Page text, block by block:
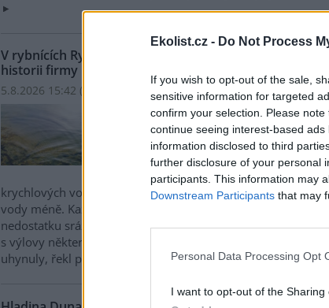
Ekolist.cz - Do Not Process
If you wish to opt-out of the sale,
sensitive information for targeted
confirm your selection. Please
continue seeing interest-based
information disclosed to third
further disclosure of your personal
participants. This information may
Downstream Participants that may
Personal Data Processing Opt
I want to opt-out of the Sharing
V rybnících Rybářství Třeboň vyschla třetina vody,
historii firmy
5.8.2026 15:42 (
V rybnících Rybářství
hospodaří na 8000
plochy, chybí více než
Oproti běžnému
objemu 75 milionů metrů
krychlových vody je v rybnících o 28 milionů metrů
vody méně. Každý týden se kvůli extrémně vysokým
nedostatku srážek odpaří další 2,5 procenta. Kvůli suchu
s výlovy některých rybníků předčasně, protože by jinak ryby
uhynuly, řekl provozní ředitel Rybářství Třeboň Vladimír